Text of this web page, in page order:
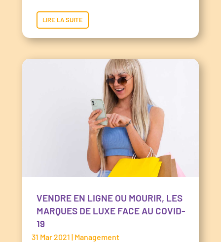
LIRE LA SUITE
VENDRE EN LIGNE OU MOURIR, LES
MARQUES DE LUXE FACE AU COVID-
19
31 Mar 2021 | Management